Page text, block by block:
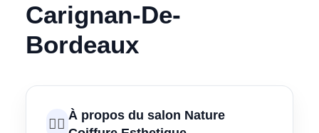
Carignan-De-
Bordeaux
💇‍♀️ À propos du salon Nature